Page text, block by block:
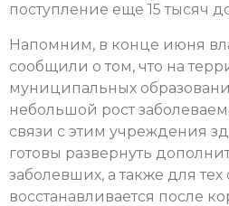
поступление еще 15 тысяч
Напомним, в конце июня
сообщили о том, что на
муниципальных
небольшой рост
связи с этим учреждения
готовы развернуть
заболевших, а также для тех
восстанавливается после